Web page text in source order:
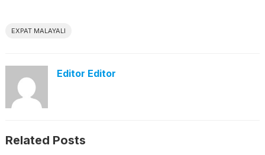
EXPAT MALAYALI
Editor Editor
Related Posts